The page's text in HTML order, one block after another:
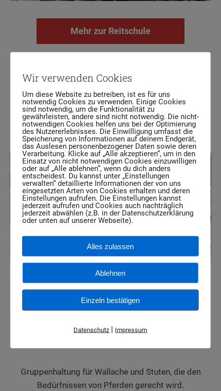
Mehr zur Reitschule
Beritt von Westernpferden
Faire Grundausbildung für den besten Start als
Reitpferd – mit Vertrauen und Professionalität.
Mehr zum Beritt
Gruppenhaltung für Wallache und Stuten, die den
Bedürfnissen von Pferden gerecht wird.
Wir verwenden Cookies
Um diese Website zu betreiben, ist es für uns
notwendig Cookies zu verwenden. Einige Cookies
sind notwendig, um die Funktionalität zu
gewährleisten, andere sind nicht notwendig. Die nicht-
notwendigen Cookies helfen uns bei der Optimierung
des Nutzererlebnisses. Die Einwilligung umfasst die
Speicherung von Informationen auf deinem Endgerät,
das Auslesen personenbezogener Daten sowie deren
Verarbeitung. Klicke auf „Alle akzeptieren“, um in den
Einsatz von nicht notwendigen Cookies einzuwilligen
oder auf „Alle ablehnen“, wenn du dich anders
entscheidest. Du kannst unter „Einstellungen
verwalten“ detaillierte Informationen der von uns
eingesetzten Arten von Cookies erhalten und deren
Einstellungen aufrufen. Die Einstellungen kannst
jederzeit aufrufen und Cookies auch nachträglich
jederzeit abwählen (z.B. in der Datenschutzerklärung
oder unten auf unserer Webseite).
Alles zulassen
Ablehnen
Einzeln bestätigen
Datenschutz | Impressum